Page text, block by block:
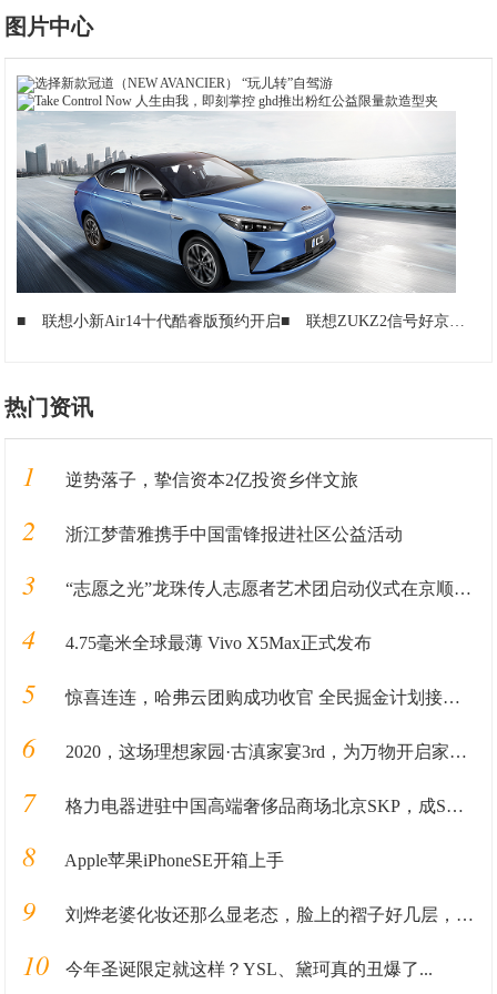
图片中心
■ 联想小新Air14十代酷睿版预约开启■ 联想ZUKZ2信号好京东1819元火热销售中(有赠品)
热门资讯
1 逆势落子，挚信资本2亿投资乡伴文旅
2 浙江梦蕾雅携手中国雷锋报进社区公益活动
3 “志愿之光”龙珠传人志愿者艺术团启动仪式在京顺利启动
4 4.75毫米全球最薄 Vivo X5Max正式发布
5 惊喜连连，哈弗云团购成功收官 全民掘金计划接踵而至
6 2020，这场理想家园·古滇家宴3rd，为万物开启家园的新篇章
7 格力电器进驻中国高端奢侈品商场北京SKP，成SKP国产家电第一品牌
8 Apple苹果iPhoneSE开箱上手
9 刘烨老婆化妆还那么显老态，脸上的褶子好几层，41岁脸太垮了
10 今年圣诞限定就这样？YSL、黛珂真的丑爆了...